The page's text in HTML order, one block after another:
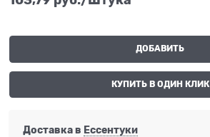
ДОБАВИТЬ
КУПИТЬ В ОДИН КЛИК
Доставка в Ессентуки